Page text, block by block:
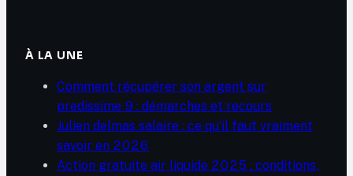
À LA UNE
Comment récupérer son argent sur
predissime 9 : démarches et recours
Julien delmas salaire : ce qu’il faut vraiment
savoir en 2026
Action gratuite air liquide 2025 : conditions,